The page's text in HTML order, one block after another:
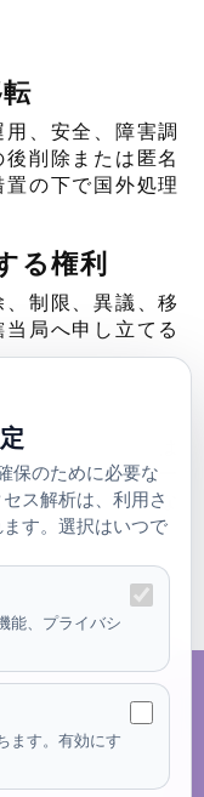
、安全、障害調
削除または匿名
の下で国外処理
る権利
制限、異議、移
局へ申し立てる
る請求は
ください。サー
ワードや不要な
14
保のために必要な
ス解析は、利用さ
す。選択はいつで
能、プライバシ
ます。有効にす